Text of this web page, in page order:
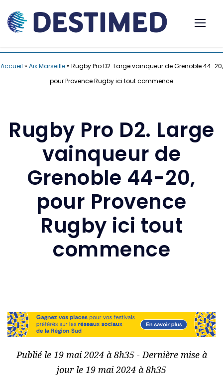
Accueil » Aix Marseille» Rugby Pro D2. Large vainqueur de Grenoble 44-20,
pour Provence Rugby ici tout commence
Rugby Pro D2. Large
vainqueur de
Grenoble 44-20,
pour Provence
Rugby ici tout
commence
Publié le 19 mai 2024 à 8h35 - Dernière mise à
jour le 19 mai 2024 à 8h35